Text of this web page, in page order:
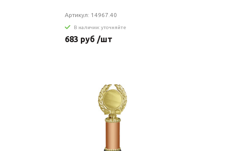
Артикул: 14967.40
В наличии: уточняйте
683 руб /шт